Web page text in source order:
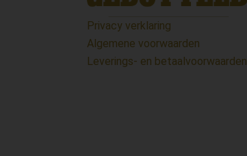
Privacy verklaring
Algemene voorwaarden
Leverings- en betaalvoorwaarden